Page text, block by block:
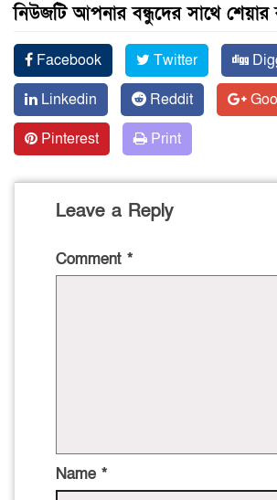
নিউজটি আপনার বন্ধুদের সাথে
Facebook Twitter
Linkedin
Reddit
Pinterest
Print
Leave a Reply
Comment *
Name *